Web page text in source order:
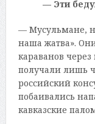
— Эти
— Мусульмане,
наша жатва».
караванов
получали лишь
российский
побаивались
кавказские